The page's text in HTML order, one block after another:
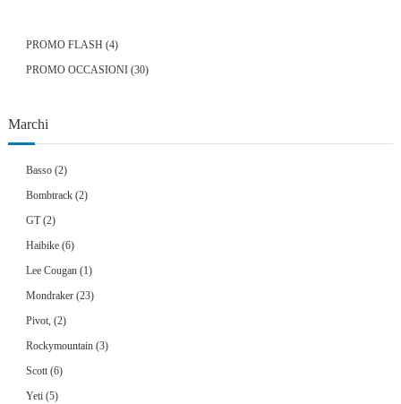
PROMO FLASH 44
PROMO OCCASIONI 3030
Marchi
Basso (2)
Bombtrack (2)
GT (2)
Haibike (6)
Lee Cougan (1)
Mondraker (23)
Pivot, (2)
Rockymountain (3)
Scott (6)
Yeti (5)